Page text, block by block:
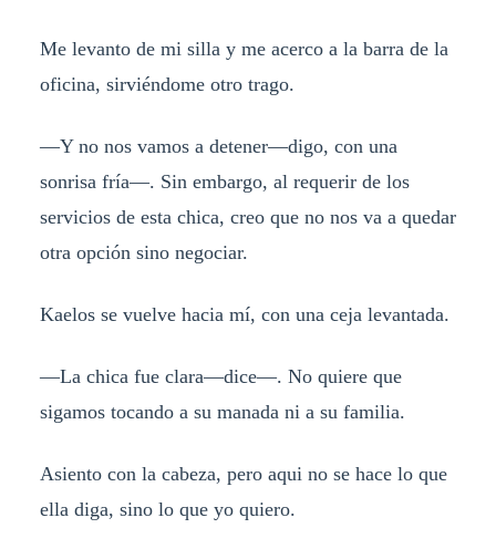
Me levanto de mi silla y me acerco a la barra de la
oficina, sirviéndome otro trago.
—Y no nos vamos a detener—digo, con una
sonrisa fría—. Sin embargo, al requerir de los
servicios de esta chica, creo que no nos va a quedar
otra opción sino negociar.
Kaelos se vuelve hacia mí, con una ceja levantada.
—La chica fue clara—dice—. No quiere que
sigamos tocando a su manada ni a su familia.
Asiento con la cabeza, pero aqui no se hace lo que
ella diga, sino lo que yo quiero.